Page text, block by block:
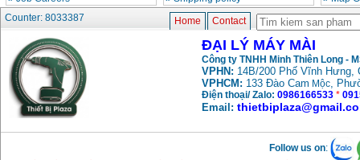
Counter: 8033387
Home Contact
ĐẠI LÝ MÁY MÀI
Công ty TNHH Minh Thiên Long -
VPHN: 14B/200 Phố Vĩnh Hưng,
VPHCM: 133 Đào Cam Mộc,
Điện thoại/ Zalo: 0986166533 *
Email:
Follow us on: